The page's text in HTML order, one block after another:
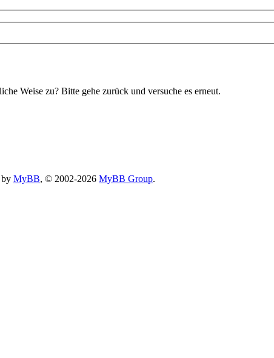
Weise zu? Bitte gehe zurück und versuche es erneut.
by MyBB, © 2002-2026 MyBB Group.